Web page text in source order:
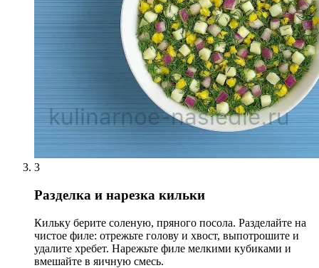
3
Разделка и нарезка кильки
Кильку берите соленую, пряного посола. Разделайте на
чистое филе: отрежьте голову и хвост, выпотрошите и
удалите хребет. Нарежьте филе мелкими кубиками и
вмешайте в яичную смесь.